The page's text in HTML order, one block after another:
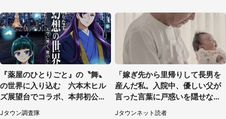
『薬屋のひとりごと』の〝舞〟
の世界に入り込む 六本木ヒル
ズ展望台でコラボ、本邦初公開
の「猫猫像」も【8／1～10／2
Jタウン調査隊
「嫁ぎ先から里帰りして長男を
産んだ私。入院中、優しい父が
言った言葉に戸惑いを隠せな
い」（兵庫県・50代女性）
Jタウンネット読者